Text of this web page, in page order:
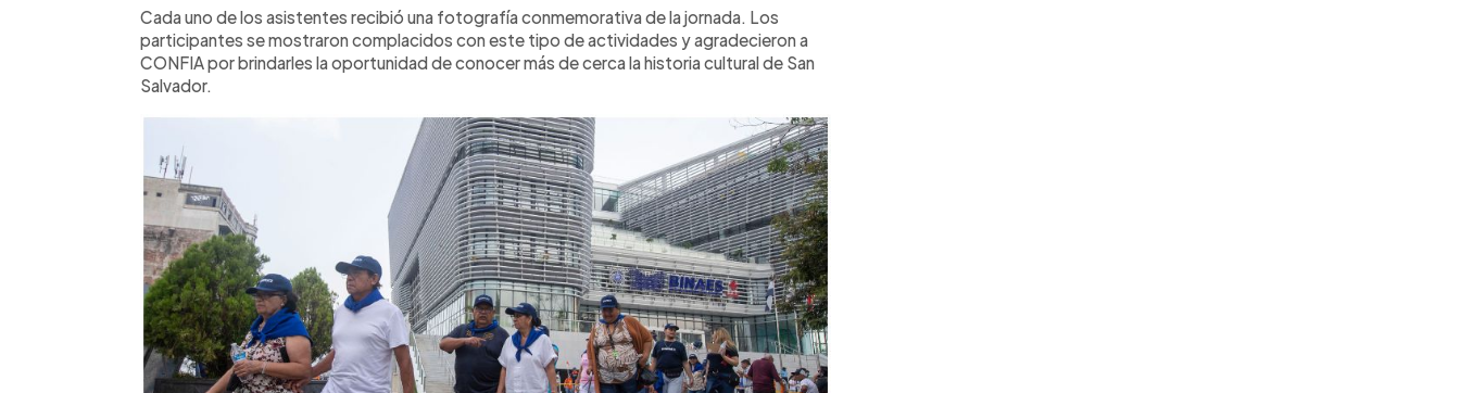
Cada uno de los asistentes recibió una fotografía conmemorativa de la jornada. Los
participantes se mostraron complacidos con este tipo de actividades y agradecieron a
CONFIA por brindarles la oportunidad de conocer más de cerca la historia cultural de San
Salvador.